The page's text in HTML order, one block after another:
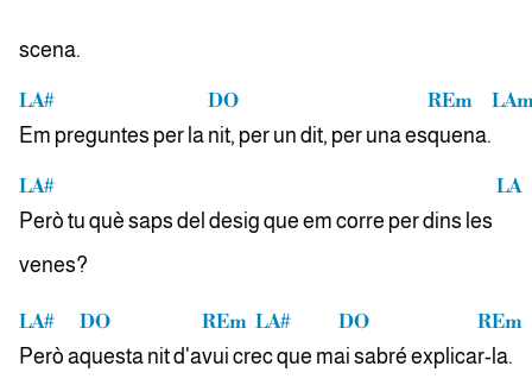
scena.
LA#
Em preguntes per la
DO
nit, per un dit, per una es
REm
quena.
LA#
Però tu què saps del desig que em corre per dins les
LA
venes?
LA#
Però a
DO
questa nit d'a
REm
vui
LA#
crec que
DO
mai sabré expli
REm
car-la.